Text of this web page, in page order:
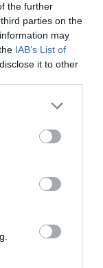
the further
parties on the
may
IAB’s List of
it to other